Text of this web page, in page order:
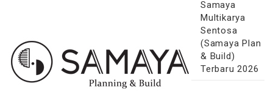
Samaya
Multikarya
Sentosa
(Samaya Plan
& Build)
Terbaru 2026